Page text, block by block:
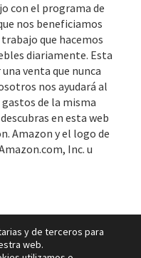
con el programa de
nos beneficiamos
que hacemos
diariamente. Esta
venta que nunca
nos ayudará al
de la misma
en esta web
Amazon y el logo de
Inc. u
y de terceros para
web.